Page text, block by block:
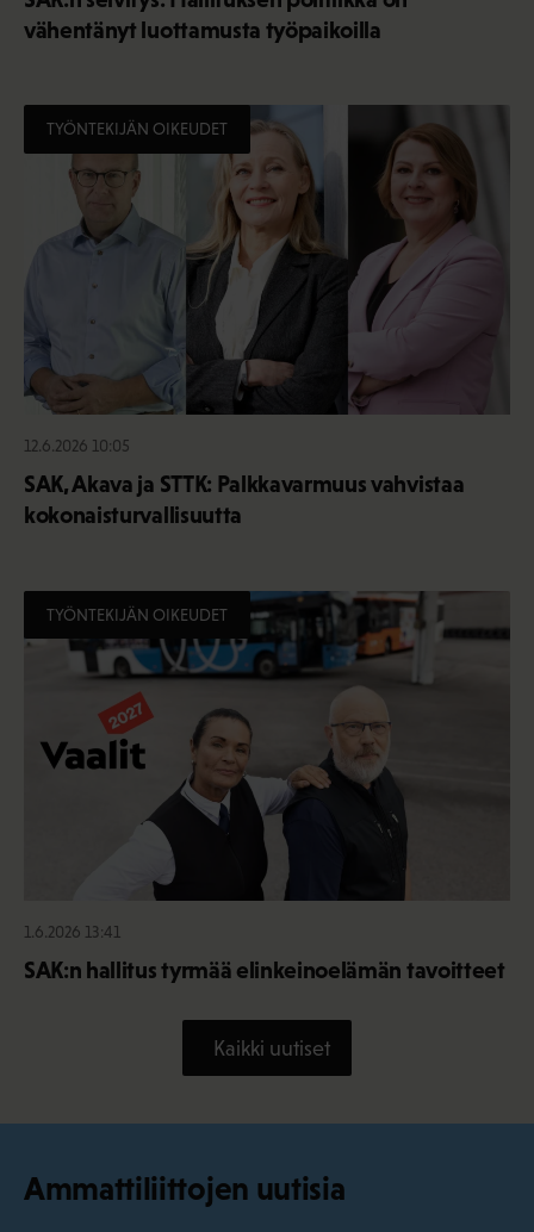
vähentänyt luottamusta työpaikoilla
TYÖNTEKIJÄN OIKEUDET
12.6.2026 10:05
SAK, Akava ja STTK: Palkkavarmuus vahvistaa
kokonaisturvallisuutta
TYÖNTEKIJÄN OIKEUDET
1.6.2026 13:41
SAK:n hallitus tyrmää elinkeinoelämän tavoitteet
Kaikki uutiset
Ammattiliittojen uutisia